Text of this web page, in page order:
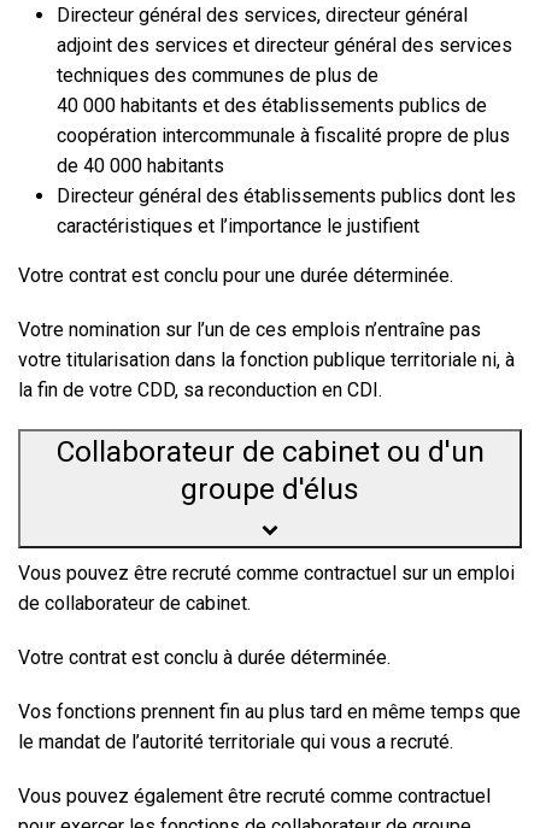
Directeur général des services, directeur général
adjoint des services et directeur général des services
techniques des communes de plus de
40 000 habitants et des établissements publics de
coopération intercommunale à fiscalité propre de plus
de 40 000 habitants
Directeur général des établissements publics dont les
caractéristiques et l’importance le justifient
Votre contrat est conclu pour une durée déterminée.
Votre nomination sur l’un de ces emplois n’entraîne pas
votre titularisation dans la fonction publique territoriale ni, à
la fin de votre CDD, sa reconduction en CDI.
Collaborateur de cabinet ou d'un
groupe d'élus
Vous pouvez être recruté comme contractuel sur un emploi
de collaborateur de cabinet.
Votre contrat est conclu à durée déterminée.
Vos fonctions prennent fin au plus tard en même temps que
le mandat de l’autorité territoriale qui vous a recruté.
Vous pouvez également être recruté comme contractuel